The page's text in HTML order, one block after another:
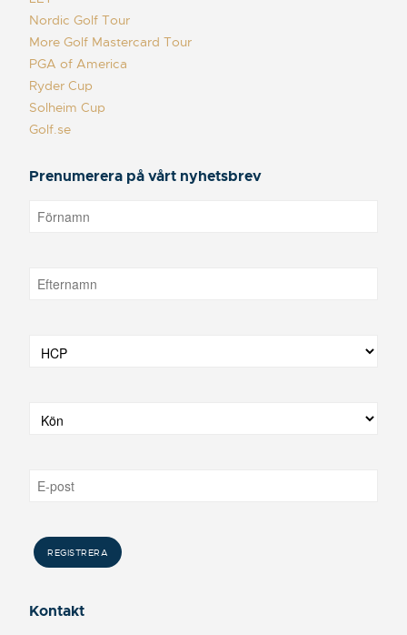
Nordic Golf Tour
More Golf Mastercard Tour
PGA of America
Ryder Cup
Solheim Cup
Golf.se
Prenumerera på vårt nyhetsbrev
Kontakt